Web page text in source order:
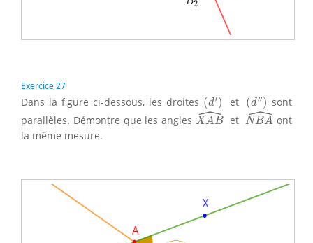
Exercice 27
Dans la figure ci-dessous, les droites (d′)
(d′) et (d′′)
(d″) sont
parallèles. Démontre que les angles ˆ
XAB
XAB^
et ˆ
NBA
NBA^
ont
la même mesure.